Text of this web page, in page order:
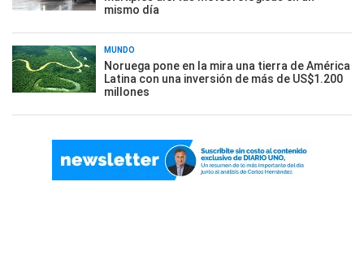
mismo día
MUNDO
Noruega pone en la mira una tierra de América
Latina con una inversión de más de US$1.200
millones